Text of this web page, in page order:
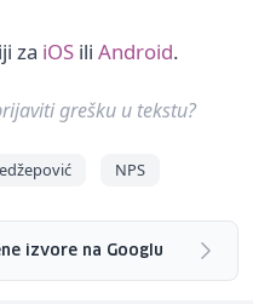
za iOS ili Android.
grešku u tekstu?
NPS
izvore na Googlu